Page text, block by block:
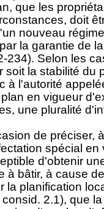
que les
doit
nouveau
la garantie de
234). Selon les
soit la stabilité du
à l'autorité
en vigueur
une pluralité
de préciser,
spécial
d'obtenir
à bâtir, à cause
la planification
2.1), que